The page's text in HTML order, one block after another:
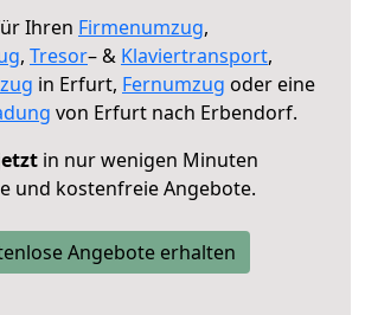
Ihren Firmenumzug,
, Tresor– & Klaviertransport,
in Erfurt, Fernumzug oder eine
von Erfurt nach Erbendorf.
in nur wenigen Minuten
und kostenfreie Angebote.
Angebote erhalten